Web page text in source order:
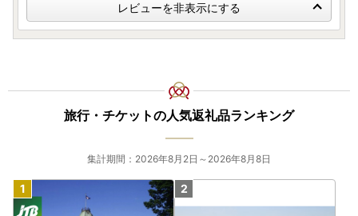
レビューを非表示にする
旅行・チケットの人気返礼品ランキング
集計期間：2026年8月2日～2026年8月8日